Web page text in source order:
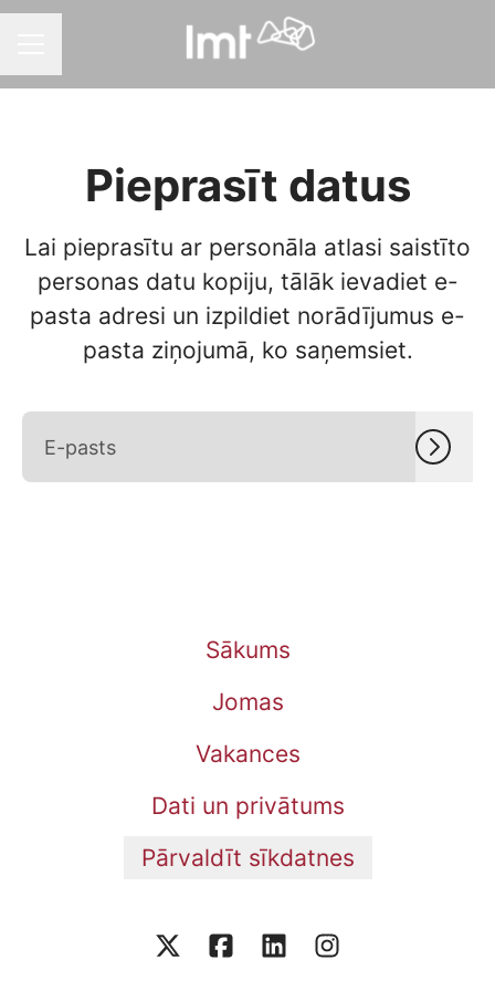
Pieprasīt datus
Lai pieprasītu ar personāla atlasi saistīto
personas datu kopiju, tālāk ievadiet e-
pasta adresi un izpildiet norādījumus e-
pasta ziņojumā, ko saņemsiet.
Sākums
Jomas
Vakances
Dati un privātums
Pārvaldīt sīkdatnes